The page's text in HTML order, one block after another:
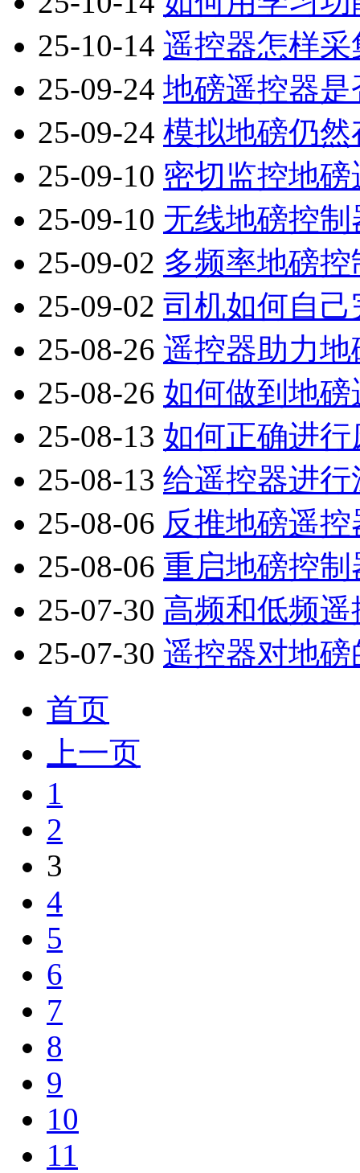
25-10-14 遥控器怎样
25-09-24 地磅遥控器
25-09-24 模拟地磅仍
25-09-10 密切监控地
25-09-10 无线地磅控
25-09-02 多频率地磅
25-09-02 司机如何自
25-08-26 遥控器助力
25-08-26 如何做到地
25-08-13 如何正确进
25-08-13 给遥控器进
25-08-06 反推地磅遥
25-08-06 重启地磅控
25-07-30 高频和低频
25-07-30 遥控器对地
首页
上一页
1
2
3
4
5
6
7
8
9
10
11